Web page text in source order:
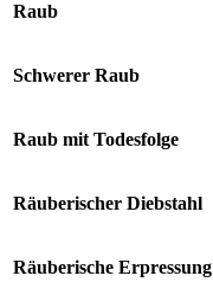
Raub
Schwerer Raub
Raub mit Todesfolge
Räuberischer Diebstahl
Räuberische Erpressung